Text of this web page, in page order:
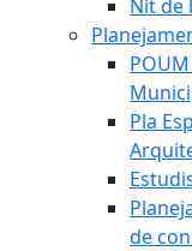
Nit de
Pla
de